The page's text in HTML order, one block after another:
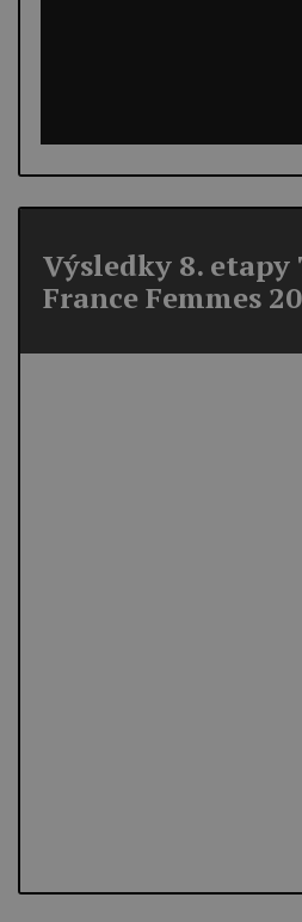
Výsledky 8. etapy
France Femmes